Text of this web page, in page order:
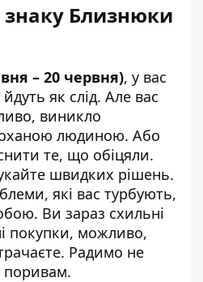
знаку Близнюки
– 20 червня), у вас
як слід. Але вас
виникло
людиною. Або
те, що обіцяли.
швидких рішень.
які вас турбують,
Ви зараз схильні
покупки, можливо,
Радимо не
поривам.